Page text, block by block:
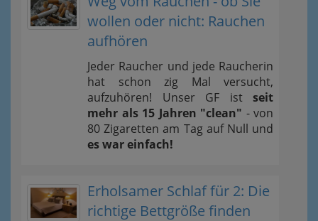
wollen oder nicht: Rauchen
aufhören
Jeder Raucher und jede Raucherin
hat schon zig Mal versucht,
aufzuhören! Unser GF ist seit
mehr als 15 Jahren "clean" - von
80 Zigaretten am Tag auf Null und
es war einfach!
Erholsamer Schlaf für 2: Die
richtige Bettgröße finden